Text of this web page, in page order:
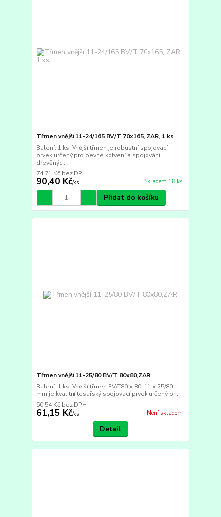
Třmen vnější 11-24/165 BV/T 70x165, ZAR, 1 ks
Balení: 1 ks, Vnější třmen je robustní spojovací
prvek určený pro pevné kotvení a spojování
dřevěnýc...
90,40 Kč/ks
74,71 Kč bez DPH
Skladem 18 ks
Přidat do košíku
Třmen vnější 11-25/80 BV/T 80x80,ZAR
Balení: 1 ks, Vnější třmen BV/T80 × 80, 11 × 25/80
mm je kvalitní tesařský spojovací prvek určený pr...
61,15 Kč/ks
50,54 Kč bez DPH
Není skladem
Detail